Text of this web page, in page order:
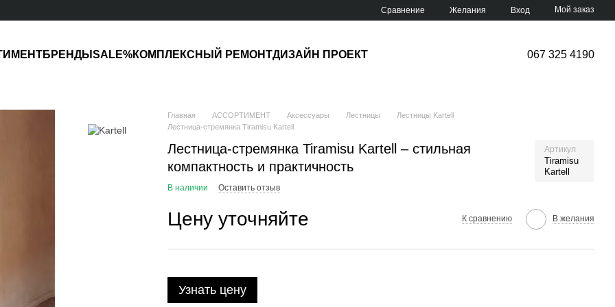
Сравнение Желания Вход Мой заказ
БРЕНДЫ SALE%КОМПЛЕКСНЫЙ РЕМОНТДИЗАЙН ПРОЕКТ 067 325 4190
Главная АССОРТИМЕНТ Аксессуары Лестницы
Лестницы Kartell
Лестница-стремянка Tiramisu Kartell
Лестница-стремянка Tiramisu Kartell – стильная
компактность и практичность
Артикул
Tiramisu
Kartell
В наличии Оставить отзыв
Цену уточняйте К сравнению В желания
Узнать цену